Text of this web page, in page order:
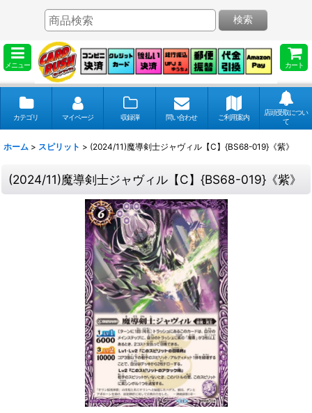
メニュー カート
検索
カテゴリ マイページ 収録弾 問い合わせ ご利用案内
店頭受取につい
て
ホーム > スピリット > (2024/11)魔導剣士ジャヴィル【C】{BS68-019}《紫》
(2024/11)魔導剣士ジャヴィル【C】{BS68-019}《紫》